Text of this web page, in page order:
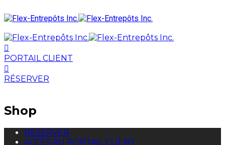
PORTAIL CLIENT
RÉSERVER
Shop
RÉSERVER
ACCÈS AU PORTAIL CLIENT